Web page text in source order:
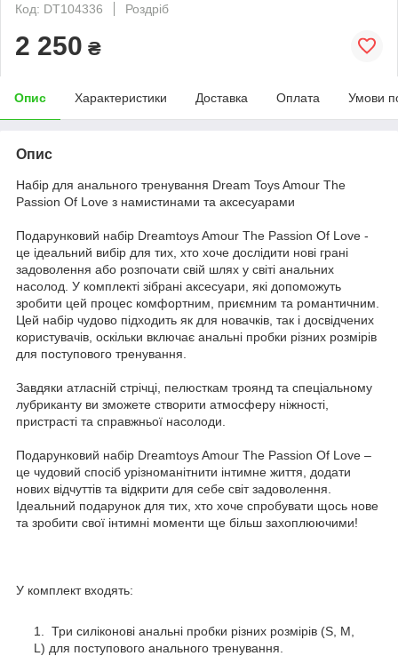
Код: DT104336
Роздріб
2 250 ₴
Опис Характеристики Доставка Оплата Умови
Опис
Набір для анального тренування Dream Toys Amour The
Passion Of Love з намистинами та аксесуарами
Подарунковий набір Dreamtoys Amour The Passion Of Love -
це ідеальний вибір для тих, хто хоче дослідити нові грані
задоволення або розпочати свій шлях у світі анальних
насолод. У комплекті зібрані аксесуари, які допоможуть
зробити цей процес комфортним, приємним та романтичним.
Цей набір чудово підходить як для новачків, так і досвідчених
користувачів, оскільки включає анальні пробки різних розмірів
для поступового тренування.
Завдяки атласній стрічці, пелюсткам троянд та спеціальному
лубриканту ви зможете створити атмосферу ніжності,
пристрасті та справжньої насолоди.
Подарунковий набір Dreamtoys Amour The Passion Of Love –
це чудовий спосіб урізноманітнити інтимне життя, додати
нових відчуттів та відкрити для себе світ задоволення.
Ідеальний подарунок для тих, хто хоче спробувати щось нове
та зробити свої інтимні моменти ще більш захоплюючими!
У комплект входять:
Три силіконові анальні пробки різних розмірів (S, M,
L) для поступового анального тренування.